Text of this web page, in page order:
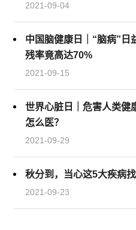
2021-09-04
中国脑健康日｜“脑病”日
残率竟高达70%
2021-09-15
世界心脏日｜危害人类健
怎么医？
2021-09-29
秋分到，当心这5大疾病找
2021-09-23